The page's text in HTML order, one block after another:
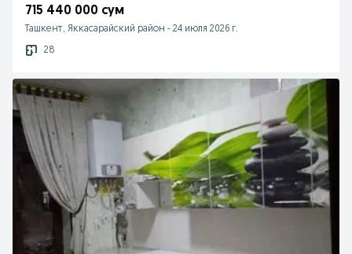
715 440 000 сум
Ташкент, Яккасарайский район - 24 июля 2026 г.
28